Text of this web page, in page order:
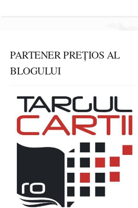
PARTENER PREȚIOS AL
BLOGULUI